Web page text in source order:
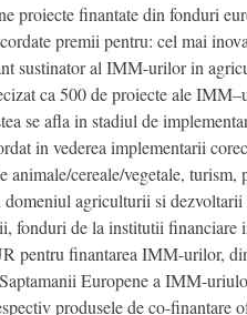
proiecte finantate din fonduri
premii pentru: cel mai
sustinator al IMM-urilor in
ca 500 de proiecte ale
se afla in stadiul de
in vederea implementarii
cereale/vegetale,
agriculturii si
de la institutii financiare
pentru finantarea IMM-urilor,
Europene a IMM-
produsele de co-